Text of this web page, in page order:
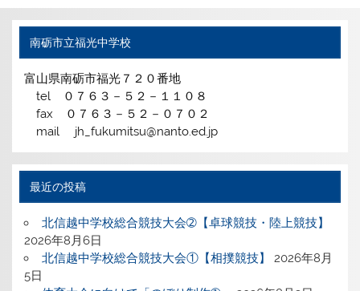
南砺市立福光中学校
富山県南砺市福光７２０番地
tel ０７６３－５２－１１０８
fax ０７６３－５２－０７０２
mail jh_fukumitsu@nanto.ed.jp
最近の投稿
北信越中学校総合競技大会➁【卓球競技・陸上競技】
2026年8月6日
北信越中学校総合競技大会①【相撲競技】
2026年8月
5日